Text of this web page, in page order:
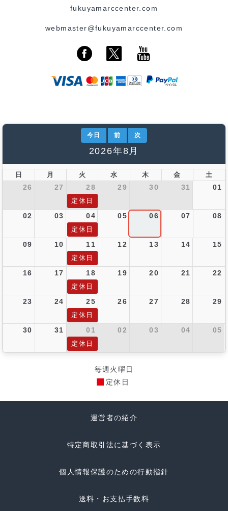
fukuyamarccenter.com
webmaster@fukuyamarccenter.com
今日 前 次
2026年8月
日 月 火 水 木 金 土
26 27 28 29 30 31 01
定休日
02 03 04 05 06 07 08
定休日
09 10 11 12 13 14 15
定休日
16 17 18 19 20 21 22
定休日
23 24 25 26 27 28 29
定休日
30 31 01 02 03 04 05
定休日
毎週火曜日
定休日
運営者の紹介
特定商取引法に基づく表示
個人情報保護のための行動指針
送料・お支払手数料